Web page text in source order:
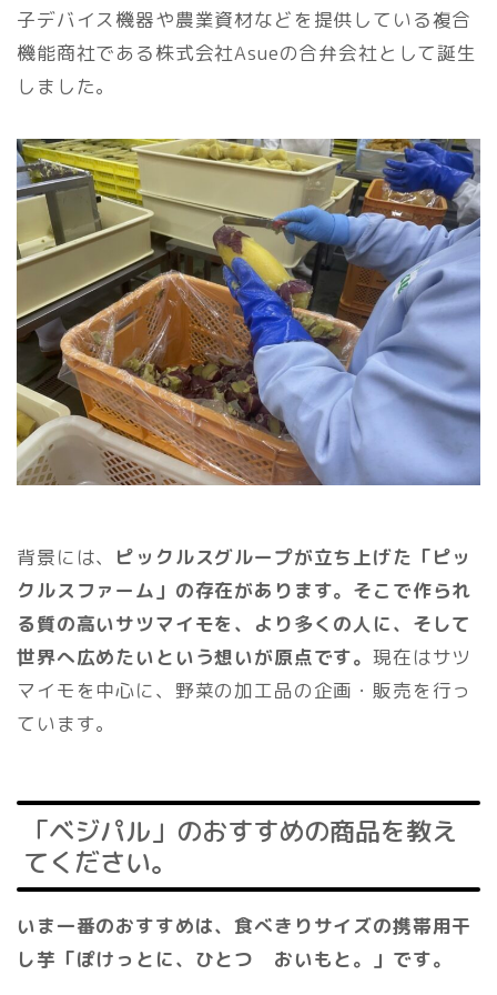
子デバイス機器や農業資材などを提供している複合
機能商社である株式会社Asueの合弁会社として誕生
しました。
背景には、 ピックルスグループが立ち上げた「ピッ
クルスファーム」の存在があります。そこで作られ
る質の高いサツマイモを、より多くの人に、そして
世界へ広めたいという想いが原点です。現在はサツ
マイモを中心に、野菜の加工品の企画・販売を行っ
ています。
「ベジパル」のおすすめの商品を教え
てください。
いま一番のおすすめは、食べきりサイズの携帯用干
し芋「ぽけっとに、ひとつ おいもと。」です。